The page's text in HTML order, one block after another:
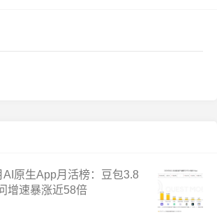
原生App月活榜：豆包3.8
增速暴涨近58倍